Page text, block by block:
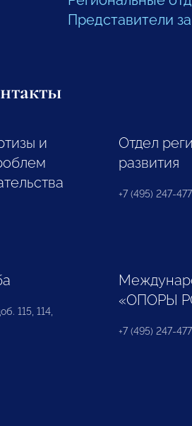
Представители
и
Отдел
развития
+7 (495) 247-
115, 114,
«ОПОРЫ
+7 (495) 247-